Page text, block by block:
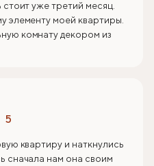
уже третий месяц.
элементу моей квартиры.
комнату декором из
5
квартиру и наткнулись
сначала нам она своим